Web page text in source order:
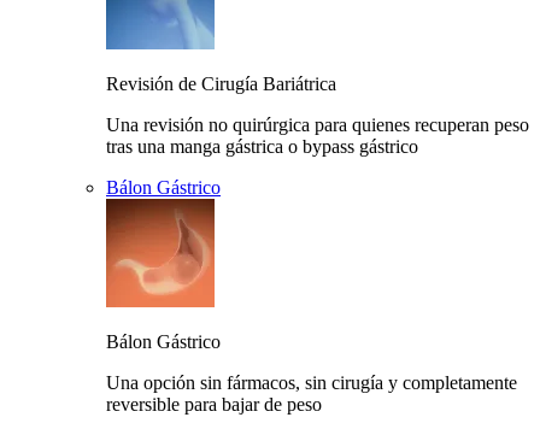
Revisión de Cirugía Bariátrica
Una revisión no quirúrgica para quienes recuperan peso
tras una manga gástrica o bypass gástrico
Bálon Gástrico
Bálon Gástrico
Una opción sin fármacos, sin cirugía y completamente
reversible para bajar de peso